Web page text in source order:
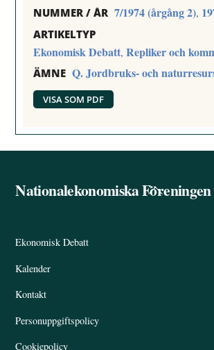
NUMMER / ÅR 7/1974 (årgång 2),
ARTIKELTYP
Ekonomisk Debatt,Repliker och
ÄMNE Q. Jordbruks- och
VISA SOM PDF
Back
Nationalekonomiska Föreningen
Ekonomisk Debatt
Kalender
Kontakt
Personuppgiftspolicy
Cookiepolicy